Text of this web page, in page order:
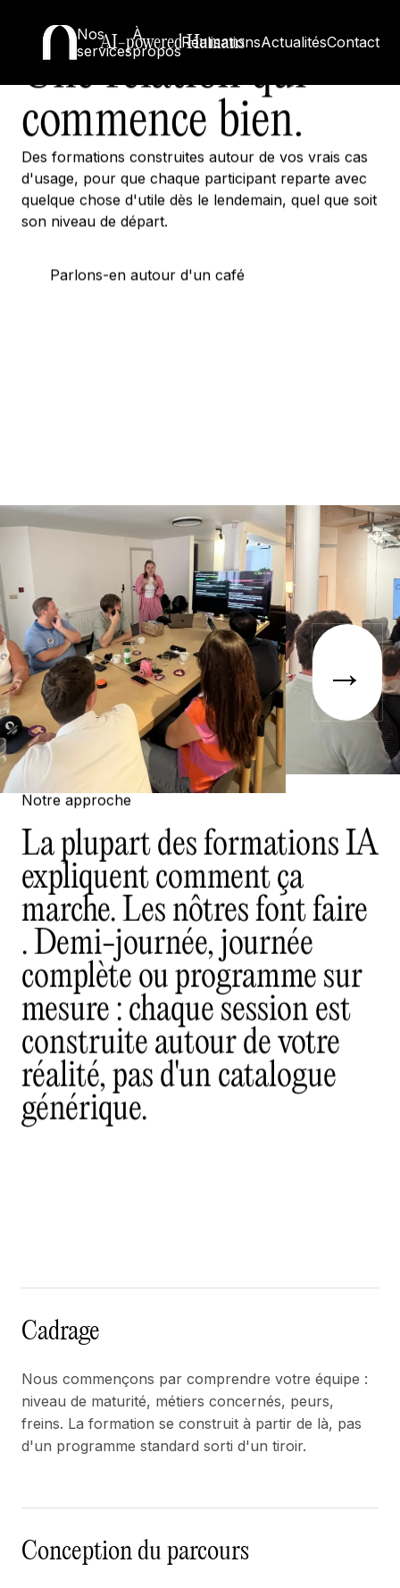
AI-powered Humans
Nos
services
À
proposRéalisationsActualitésContact
Vos équipes et l'IA.
Une relation qui
commence bien.
Des formations construites autour de vos vrais cas
d'usage, pour que chaque participant reparte avec
quelque chose d'utile dès le lendemain, quel que soit
son niveau de départ.
Parlons-en autour d'un café
→
Notre approche
La plupart des formations IA
expliquent comment ça
marche.Les nôtres font faire
. Demi-journée, journée
complète ou programme sur
mesure : chaque session est
construite autour de votre
réalité, pas d'un catalogue
générique.
Cadrage
Nous commençons par comprendre votre équipe :
niveau de maturité, métiers concernés, peurs,
freins. La formation se construit à partir de là, pas
d'un programme standard sorti d'un tiroir.
Conception du parcours